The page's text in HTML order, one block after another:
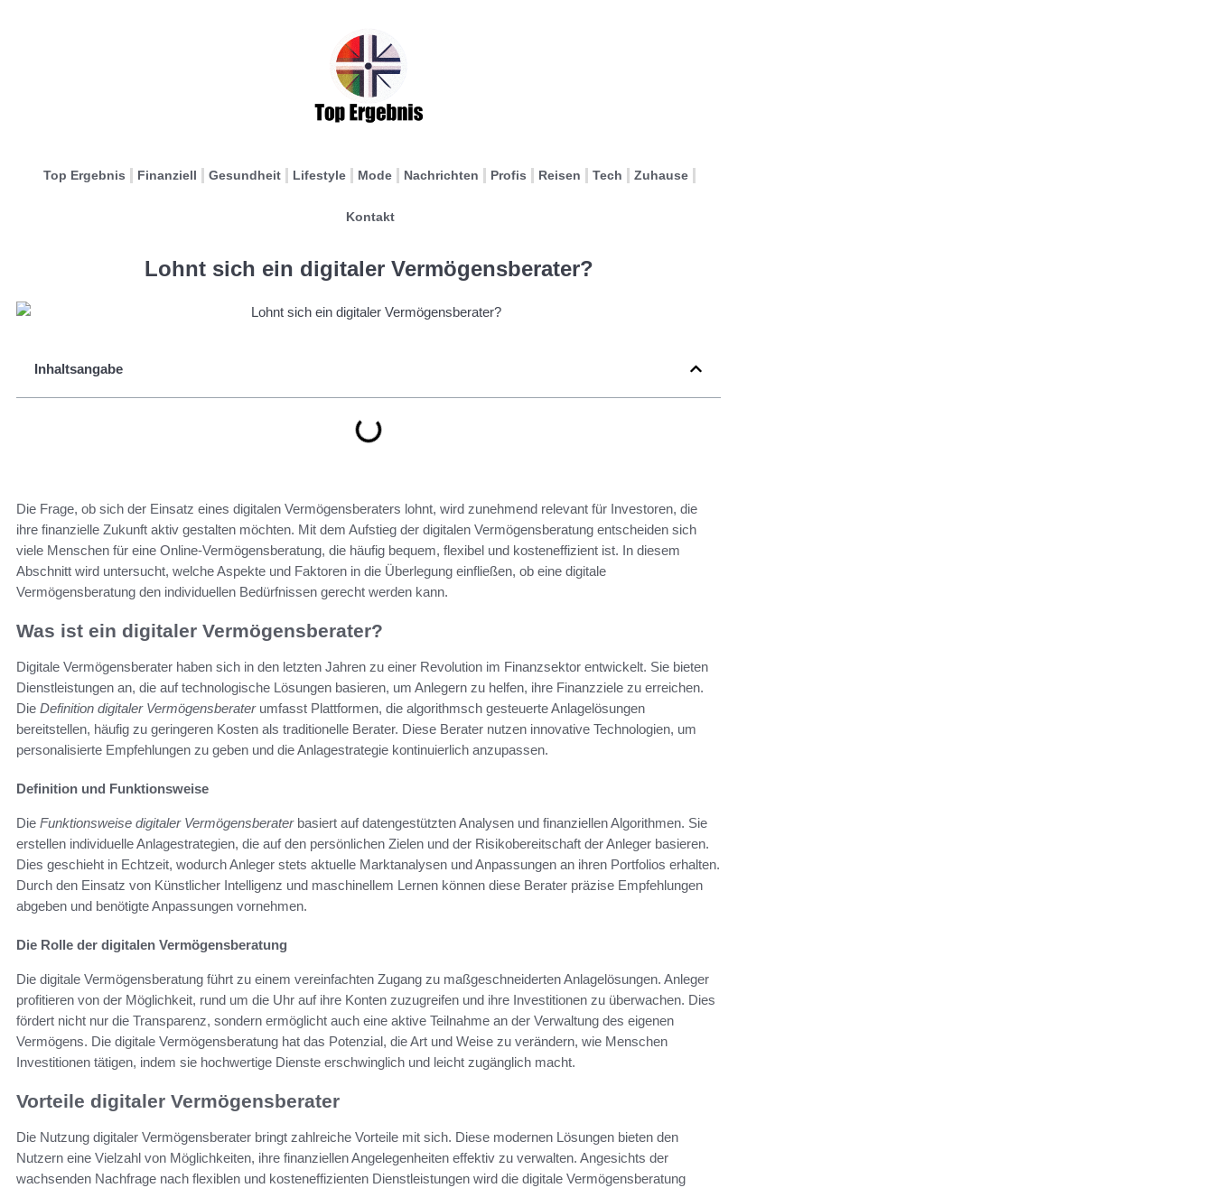
Top Ergebnis Finanziell Gesundheit Lifestyle Mode Nachrichten Profis Reisen Tech Zuhause
Kontakt
Lohnt sich ein digitaler Vermögensberater?
Inhaltsangabe
Die Frage, ob sich der Einsatz eines digitalen Vermögensberaters lohnt, wird zunehmend relevant für Investoren, die
ihre finanzielle Zukunft aktiv gestalten möchten. Mit dem Aufstieg der digitalen Vermögensberatung entscheiden sich
viele Menschen für eine Online-Vermögensberatung, die häufig bequem, flexibel und kosteneffizient ist. In diesem
Abschnitt wird untersucht, welche Aspekte und Faktoren in die Überlegung einfließen, ob eine digitale
Vermögensberatung den individuellen Bedürfnissen gerecht werden kann.
Was ist ein digitaler Vermögensberater?
Digitale Vermögensberater haben sich in den letzten Jahren zu einer Revolution im Finanzsektor entwickelt. Sie bieten
Dienstleistungen an, die auf technologische Lösungen basieren, um Anlegern zu helfen, ihre Finanzziele zu erreichen.
Die Definition digitaler Vermögensberaterumfasst Plattformen, die algorithmsch gesteuerte Anlagelösungen
bereitstellen, häufig zu geringeren Kosten als traditionelle Berater. Diese Berater nutzen innovative Technologien, um
personalisierte Empfehlungen zu geben und die Anlagestrategie kontinuierlich anzupassen.
Definition und Funktionsweise
Die Funktionsweise digitaler Vermögensberaterbasiert auf datengestützten Analysen und finanziellen Algorithmen. Sie
erstellen individuelle Anlagestrategien, die auf den persönlichen Zielen und der Risikobereitschaft der Anleger basieren.
Dies geschieht in Echtzeit, wodurch Anleger stets aktuelle Marktanalysen und Anpassungen an ihren Portfolios erhalten.
Durch den Einsatz von Künstlicher Intelligenz und maschinellem Lernen können diese Berater präzise Empfehlungen
abgeben und benötigte Anpassungen vornehmen.
Die Rolle der digitalen Vermögensberatung
Die digitale Vermögensberatung führt zu einem vereinfachten Zugang zu maßgeschneiderten Anlagelösungen. Anleger
profitieren von der Möglichkeit, rund um die Uhr auf ihre Konten zuzugreifen und ihre Investitionen zu überwachen. Dies
fördert nicht nur die Transparenz, sondern ermöglicht auch eine aktive Teilnahme an der Verwaltung des eigenen
Vermögens. Die digitale Vermögensberatung hat das Potenzial, die Art und Weise zu verändern, wie Menschen
Investitionen tätigen, indem sie hochwertige Dienste erschwinglich und leicht zugänglich macht.
Vorteile digitaler Vermögensberater
Die Nutzung digitaler Vermögensberater bringt zahlreiche Vorteile mit sich. Diese modernen Lösungen bieten den
Nutzern eine Vielzahl von Möglichkeiten, ihre finanziellen Angelegenheiten effektiv zu verwalten. Angesichts der
wachsenden Nachfrage nach flexiblen und kosteneffizienten Dienstleistungen wird die digitale Vermögensberatung